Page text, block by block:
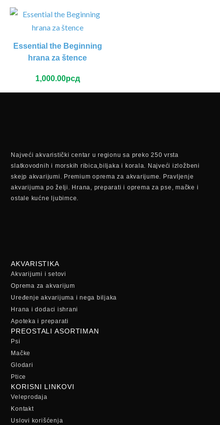
Essential the Beginning
hrana za štence
1,000.00рсд
Najveći akvaristički centar u regionu sa preko 250 vrsta
slatkovodnih i morskih ribica,biljaka i korala. Najveći izložbeni
skejp akvarijumi. Premium oprema za akvarijume. Pravljenje
akvarijuma po želji. Hrana, preparati i oprema za pse, mačke i
ostale kućne ljubimce.
AKVARISTIKA
Akvarijumi i setovi
Oprema za akvarijum
Uređenje akvarijuma i nega biljaka
Hrana i dodaci ishrani
Apoteka i preparati
PREOSTALI ASORTIMAN
Psi
Mačke
Glodari
Ptice
KORISNI LINKOVI
Veleprodaja
Kontakt
Uslovi korišćenja